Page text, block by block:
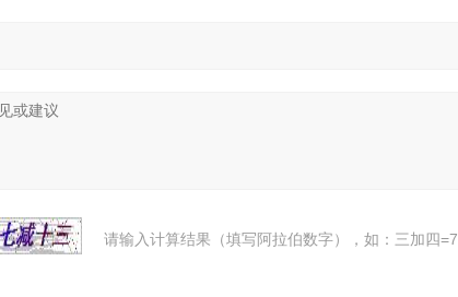
请输入计算结果（填写阿拉伯数字），如：三加四=7